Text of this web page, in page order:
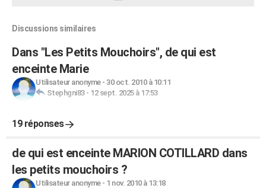
Discussions similaires
Dans "Les Petits Mouchoirs", de qui est
enceinte Marie
Utilisateur anonyme- 30 oct. 2010 à 10:11
Stephgni83- 12 sept. 2025 à 17:53
19 réponses
de qui est enceinte MARION COTILLARD dans
les petits mouchoirs ?
Utilisateur anonyme- 1 nov. 2010 à 13:18